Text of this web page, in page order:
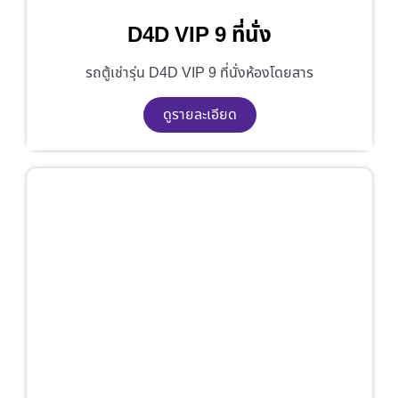
D4D VIP 9 ที่นั่ง
รถตู้เช่ารุ่น D4D VIP 9 ที่นั่งห้องโดยสาร
ดูรายละเอียด